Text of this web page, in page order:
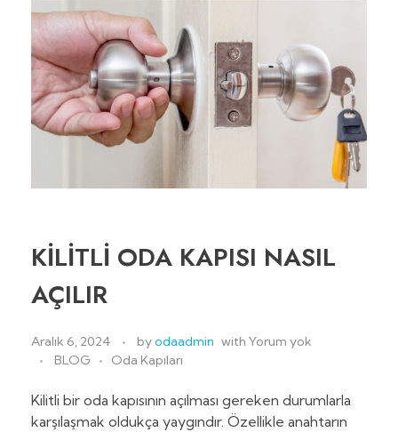
KİLİTLİ ODA KAPISI NASIL
AÇILIR
Aralık 6, 2024 byodaadmin with Yorum yok
BLOG
Oda Kapıları
Kilitli bir oda kapısının açılması gereken durumlarla
karşılaşmak oldukça yaygındır. Özellikle anahtarın